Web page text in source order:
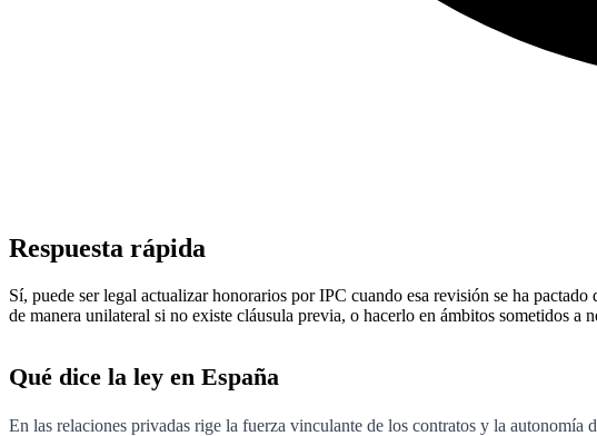
Respuesta rápida
Sí, puede ser legal actualizar honorarios por IPC cuando esa revisión se ha
de manera unilateral si no existe cláusula previa, o hacerlo en ámbitos sometidos a
Qué dice la ley en España
En las relaciones privadas rige la fuerza vinculante de los contratos y la